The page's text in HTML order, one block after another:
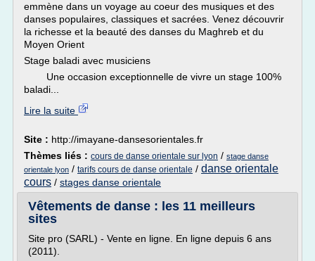
emmène dans un voyage au coeur des musiques et des
danses populaires, classiques et sacrées. Venez découvrir
la richesse et la beauté des danses du Maghreb et du
Moyen Orient
Stage baladi avec musiciens
Une occasion exceptionnelle de vivre un stage 100%
baladi...
Lire la suite
Site : http://imayane-dansesorientales.fr
Thèmes liés : cours de danse orientale sur lyon / stage danse
orientale lyon / tarifs cours de danse orientale / danse orientale
cours / stages danse orientale
Vêtements de danse : les 11 meilleurs
sites
Site pro (SARL) - Vente en ligne. En ligne depuis 6 ans
(2011).